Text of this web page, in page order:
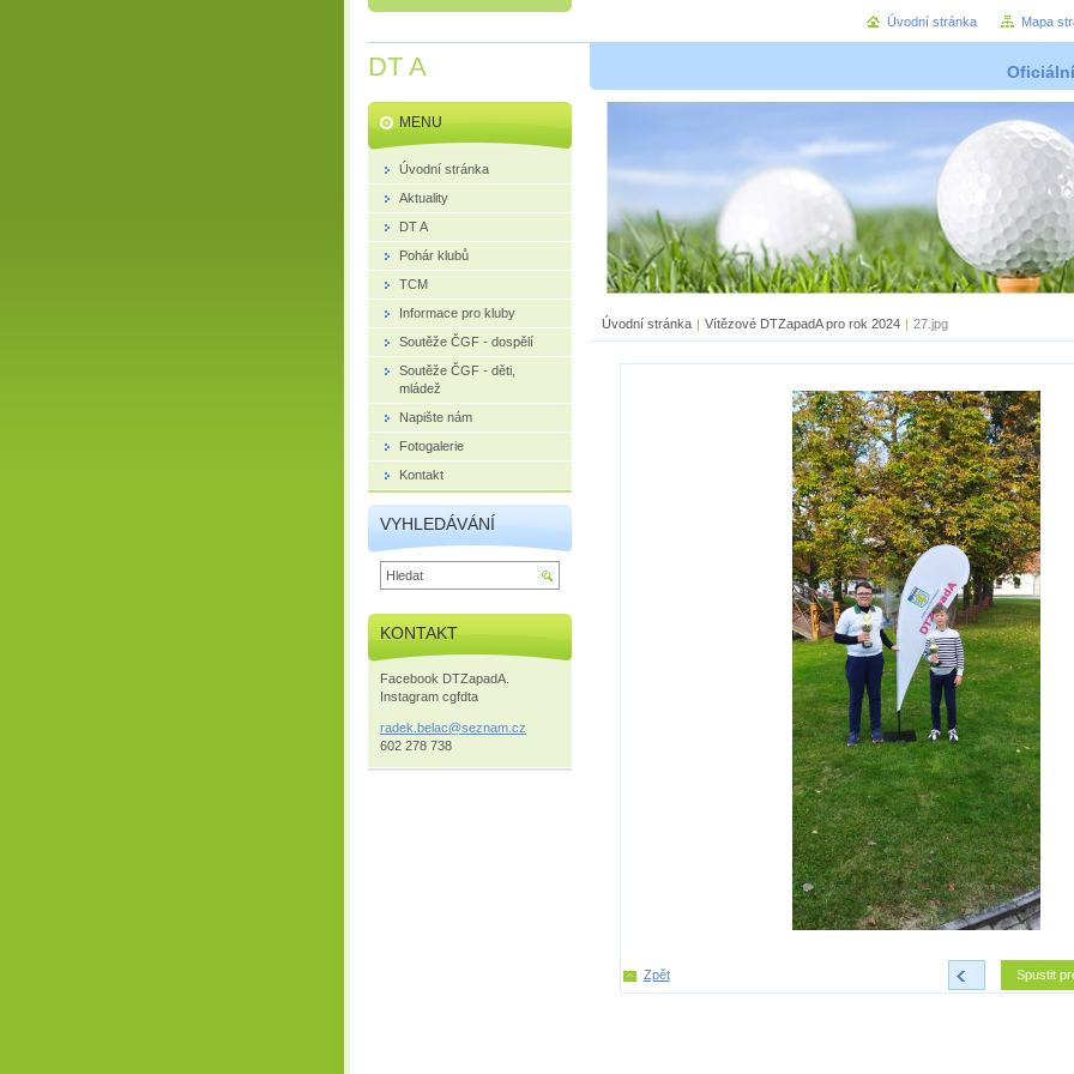
DT A
Úvodní stránka | Vítězové DTZapadA pro rok 2024 | 27.jpg
< Spustit
Zpět
MENU
Úvodní stránka
Aktuality
DT A
Pohár klubů
TCM
Informace pro kluby
Soutěže ČGF - dospělí
Soutěže ČGF - děti,
mládež
Napište nám
Fotogalerie
Kontakt
VYHLEDÁVÁNÍ
KONTAKT
Facebook DTZapadA.
Instagram cgfdta
radek.belac@seznam.cz
602 278 738
Úvodní stránka Mapa